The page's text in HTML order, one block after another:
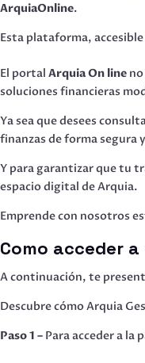
ArquiaOnline.
Esta plataforma,
El portal Arquia On line
soluciones financieras
Ya sea que desees
finanzas de forma segura
Y para garantizar que tu
espacio digital de Arquia.
Emprende con nosotros
Como acceder
A continuación, te
Descubre cómo Arquia
Paso 1 – Para acceder a la